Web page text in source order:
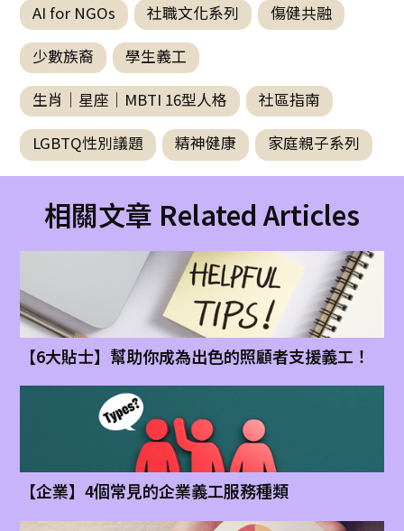
AI for NGOs 社職文化系列 傷健共融
少數族裔 學生義工
生肖｜星座｜MBTI 16型人格 社區指南
LGBTQ性別議題 精神健康 家庭親子系列
相關文章 Related Articles
【6大貼士】幫助你成為出色的照顧者支援義工！
【企業】4個常見的企業義工服務種類